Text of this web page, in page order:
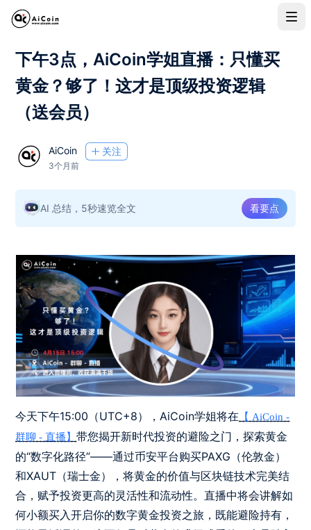
下午3点，AiCoin学姐直播：只懂买
黄金？够了！这才是顶级投资逻辑
（送会员）
AiCoin 关注
3个月前
AI 总结，5秒速览全文 看要点
今天下午15:00（UTC+8），AiCoin学姐​​​​​​​将在 【 AiCoin -
群聊 - 直播】带您揭开新时代投资的避险之门，探索黄金
的“数字化路径”——通过币安平台购买PAXG（伦敦金）
和XAUT（瑞士金），将黄金的价值与区块链技术完美结
合，赋予投资更高的灵活性和流动性。直播中将会讲解如
何小额买入开启你的数字黄金投资之旅，既能避险持有，